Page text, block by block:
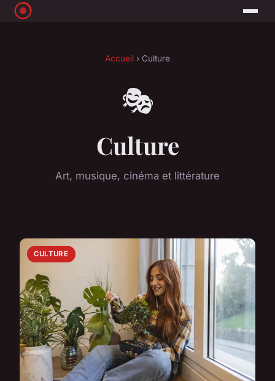
Accueil › Culture
🎭
Culture
Art, musique, cinéma et littérature
CULTURE